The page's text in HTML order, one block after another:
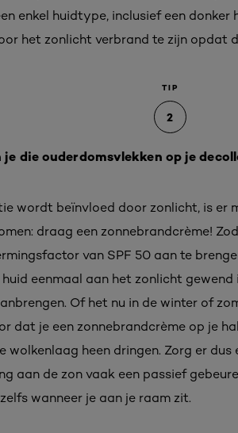
enkel huidtype, inclusief een
het zonlicht verbrand te zijn opdat
TIP
2
je die ouderdomsvlekken op je
wordt beïnvloed door zonlicht, is er
draag een zonnebrandcrème!
van SPF 50 aan te
eenmaal aan het zonlicht
Of het nu in de winter of
dat je een zonnebrandcrème op je
heen dringen. Zorg er
aan de zon vaak een passief
wanneer je aan je raam zit.